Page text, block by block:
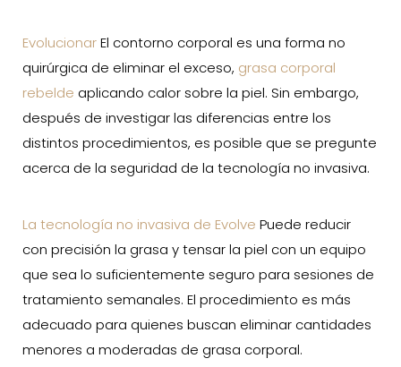
Evolucionar El contorno corporal es una forma no
quirúrgica de eliminar el exceso, grasa corporal
rebelde aplicando calor sobre la piel. Sin embargo,
después de investigar las diferencias entre los
distintos procedimientos, es posible que se pregunte
acerca de la seguridad de la tecnología no invasiva.
La tecnología no invasiva de Evolve Puede reducir
con precisión la grasa y tensar la piel con un equipo
que sea lo suficientemente seguro para sesiones de
tratamiento semanales. El procedimiento es más
adecuado para quienes buscan eliminar cantidades
menores a moderadas de grasa corporal.